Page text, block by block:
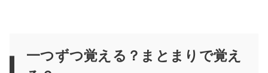
一つずつ覚える？まとまりで覚え